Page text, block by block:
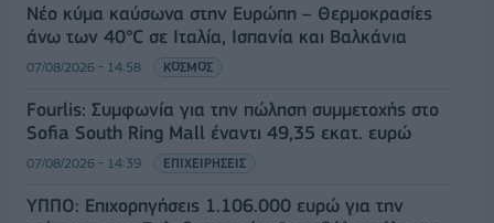
Νέο κύμα καύσωνα στην Ευρώπη – Θερμοκρασίες
άνω των 40°C σε Ιταλία, Ισπανία και Βαλκάνια
07/08/2026 - 14:58 ΚΟΣΜΟΣ
Fourlis: Συμφωνία για την πώληση συμμετοχής στο
Sofia South Ring Mall έναντι 49,35 εκατ. ευρώ
07/08/2026 - 14:39 ΕΠΙΧΕΙΡΗΣΕΙΣ
ΥΠΠΟ: Επιχορηγήσεις 1.106.000 ευρώ για την